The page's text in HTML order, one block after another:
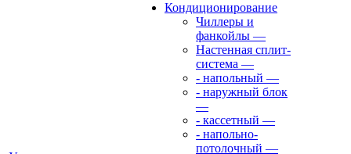
Кондиционирование
Чиллеры и
фанкойлы —
Настенная сплит-
система —
- напольный —
- наружный блок
—
- кассетный —
- напольно-
потолочный —